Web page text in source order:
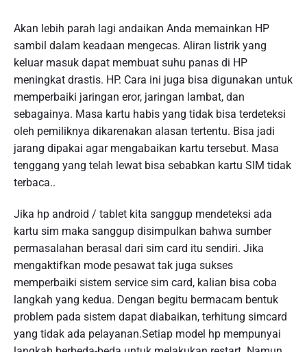
Akan lebih parah lagi andaikan Anda memainkan HP
sambil dalam keadaan mengecas. Aliran listrik yang
keluar masuk dapat membuat suhu panas di HP
meningkat drastis. HP. Cara ini juga bisa digunakan untuk
memperbaiki jaringan eror, jaringan lambat, dan
sebagainya. Masa kartu habis yang tidak bisa terdeteksi
oleh pemiliknya dikarenakan alasan tertentu. Bisa jadi
jarang dipakai agar mengabaikan kartu tersebut. Masa
tenggang yang telah lewat bisa sebabkan kartu SIM tidak
terbaca..
Jika hp android / tablet kita sanggup mendeteksi ada
kartu sim maka sanggup disimpulkan bahwa sumber
permasalahan berasal dari sim card itu sendiri. Jika
mengaktifkan mode pesawat tak juga sukses
memperbaiki sistem service sim card, kalian bisa coba
langkah yang kedua. Dengan begitu bermacam bentuk
problem pada sistem dapat diabaikan, terhitung simcard
yang tidak ada pelayanan.Setiap model hp mempunyai